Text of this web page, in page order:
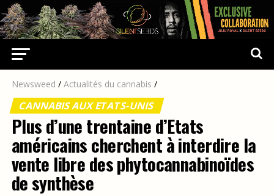
Newsweed / Actualités du cannabis /
CANNABIS AUX ETATS-UNIS
Plus d’une trentaine d’Etats
américains cherchent à interdire la
vente libre des phytocannabinoïdes
de synthèse